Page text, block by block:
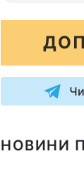
НОВИНИ